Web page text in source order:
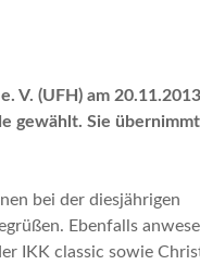
V. (UFH) am
gewählt. Sie
bei der diesjährigen
Ebenfalls
IKK classic sowie